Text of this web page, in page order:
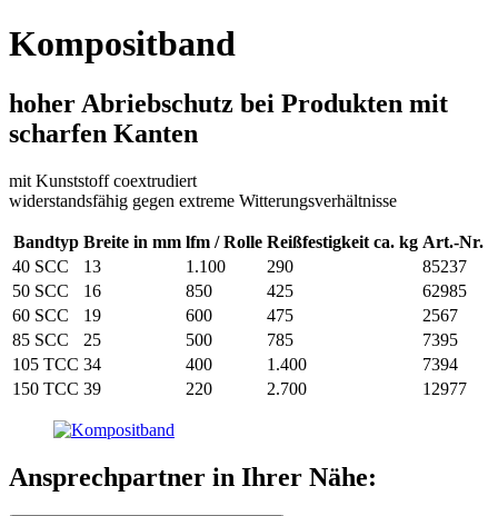
Kompositband
hoher Abriebschutz bei Produkten mit
scharfen Kanten
mit Kunststoff coextrudiert
widerstandsfähig gegen extreme Witterungsverhältnisse
Bandtyp Breite in mm lfm / Rolle Reißfestigkeit ca. kg Art.-Nr.
40 SCC
13 1.100 290
85237
50 SCC
16 850 425
62985
60 SCC
19 600 475
2567
85 SCC
25 500 785
7395
105 TCC 34 400 1.400
7394
150 TCC 39 220 2.700 12977
Ansprechpartner in Ihrer Nähe: